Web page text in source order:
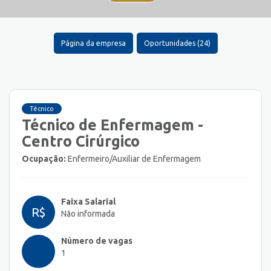
Página da empresa Oportunidades (24)
Técnico
Técnico de Enfermagem -
Centro Cirúrgico
Ocupação: Enfermeiro/Auxiliar de Enfermagem
R$
Faixa Salarial
Não informada
Número de vagas
1